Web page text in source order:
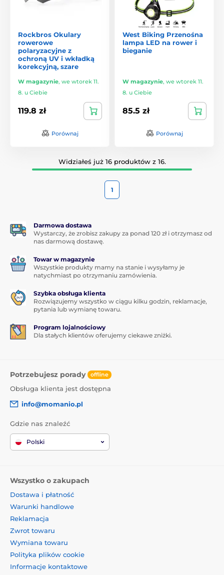
Rockbros Okulary
rowerowe
polaryzacyjne z
ochroną UV i wkładką
korekcyjną, szare
W magazynie, we wtorek 11.
8. u Ciebie
119.8 zł
Porównaj
West Biking Przenośna
lampa LED na rower i
bieganie
W magazynie, we wtorek 11.
8. u Ciebie
85.5 zł
Porównaj
Widziałeś już 16 produktów z 16.
1
Darmowa dostawa
Wystarczy, że zrobisz zakupy za ponad 120 zł i otrzymasz od
nas darmową dostawę.
Towar w magazynie
Wszystkie produkty mamy na stanie i wysyłamy je
natychmiast po otrzymaniu zamówienia.
Szybka obsługa klienta
Rozwiązujemy wszystko w ciągu kilku godzin, reklamacje,
pytania lub wymianę towaru.
Program lojalnościowy
Dla stałych klientów oferujemy ciekawe zniżki.
Potrzebujesz porady offline
Obsługa klienta jest dostępna
info@momanio.pl
Gdzie nas znaleźć
Polski
Wszystko o zakupach
Dostawa i płatność
Warunki handlowe
Reklamacja
Zwrot towaru
Wymiana towaru
Polityka plików cookie
Informacje kontaktowe